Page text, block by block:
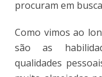
procuram em
Como vimos ao
são as
qualidades